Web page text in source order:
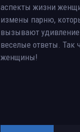
аспекты жизни
измены парню,
вызывают
веселые ответы. Так
женщины!